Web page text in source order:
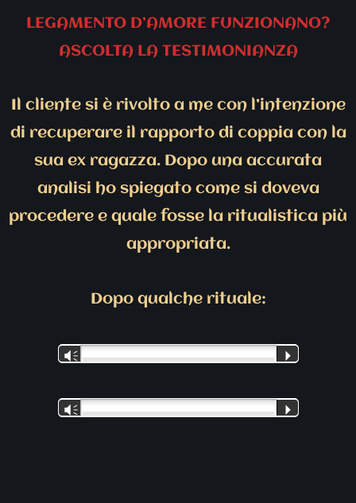
LEGAMENTO D’AMORE FUNZIONANO?
ASCOLTA LA TESTIMONIANZA
Il cliente si è rivolto a me con l’intenzione
di recuperare il rapporto di coppia con la
sua ex ragazza. Dopo una accurata
analisi ho spiegato come si doveva
procedere e quale fosse la ritualistica più
appropriata.
Dopo qualche rituale:
Vm P
Vm P